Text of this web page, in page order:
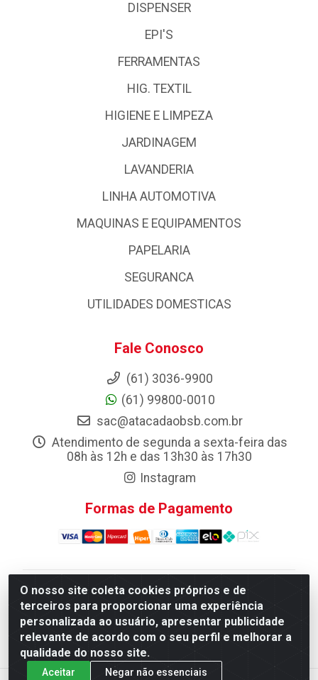
O nosso site coleta cookies próprios e de
terceiros para proporcionar uma experiência
personalizada ao usuário, apresentar publicidade
relevante de acordo com o seu perfil e melhorar a
qualidade do nosso site.
Aceitar Negar não essenciais
DISPENSER
EPI'S
FERRAMENTAS
HIG. TEXTIL
HIGIENE E LIMPEZA
JARDINAGEM
LAVANDERIA
LINHA AUTOMOTIVA
MAQUINAS E EQUIPAMENTOS
PAPELARIA
SEGURANCA
UTILIDADES DOMESTICAS
Fale Conosco
(61) 3036-9900
(61) 99800-0010
sac@atacadaobsb.com.br
Atendimento de segunda a sexta-feira das
08h às 12h e das 13h30 às 17h30
Instagram
Formas de Pagamento
Atacadao da Limpeza F. Pereira Queiroz Comercio e
Distribuicao LTDA - Quadra Qi 10 Lotes 39 e, 41 - Setor
Industrial (Taguatinga), Brasília/DF - CEP 72.135-100 -
CNPJ 13.184.675/0001-80